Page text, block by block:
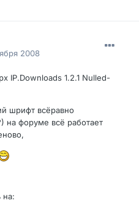
2008
IP.Downloads 1.2.1 Nulled-
шрифт всёравно
на форуме всё работает
на: